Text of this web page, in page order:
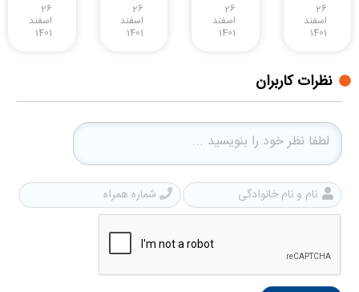
26
اسفند
1401
26
اسفند
1401
26
اسفند
1401
26
اسفند
1401
نظرات کاربران
نام
و
نام